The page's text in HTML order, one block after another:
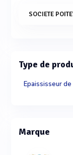
SOCIETE
Type de
Epaississeur
Marque